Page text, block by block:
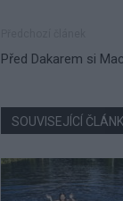
Před Dakarem si
SOUVISEJÍCÍ